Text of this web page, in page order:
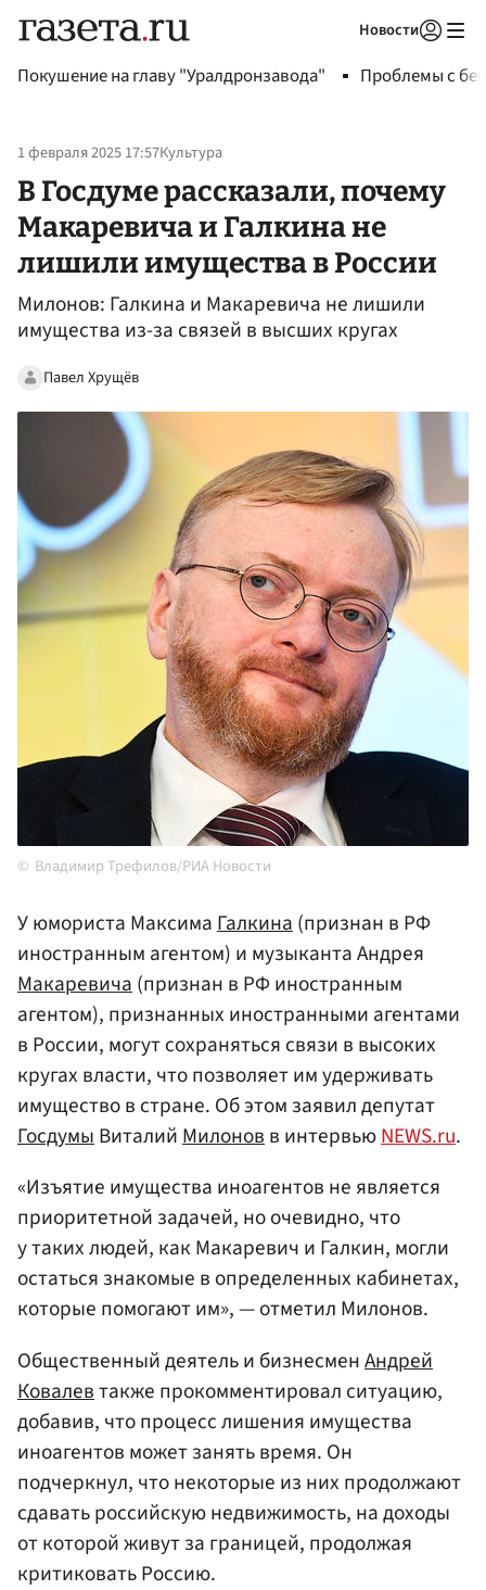
Новости
Покушение на главу "Уралдронзавода" Проблемы с
1 февраля 2025 17:57Культура
В Госдуме рассказали, почему
Макаревича и Галкина не
лишили имущества в России
Милонов: Галкина и Макаревича не лишили
имущества из-за связей в высших кругах
Павел Хрущёв
Владимир Трефилов/РИА Новости
У юмориста МаксимаГалкина(признан в РФ
иностранным агентом) и музыканта Андрея
Макаревича(признан в РФ иностранным
агентом), признанных иностранными агентами
в России, могут сохраняться связи в высоких
кругах власти, что позволяет им удерживать
имущество в стране. Об этом заявил депутат
ГосдумыВиталийМилоновв интервьюNEWS.ru.
«Изъятие имущества иноагентов не является
приоритетной задачей, но очевидно, что
у таких людей, как Макаревич и Галкин, могли
остаться знакомые в определенных кабинетах,
которые помогают им», — отметил Милонов.
Общественный деятель и бизнесменАндрей
Ковалевтакже прокомментировал ситуацию,
добавив, что процесс лишения имущества
иноагентов может занять время. Он
подчеркнул, что некоторые из них продолжают
сдавать российскую недвижимость, на доходы
от которой живут за границей, продолжая
критиковать Россию.